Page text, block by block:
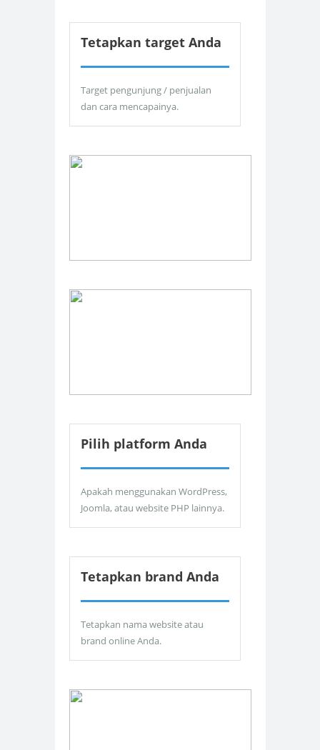
Tetapkan target Anda
Target pengunjung / penjualan
dan cara mencapainya.
Pilih platform Anda
Apakah menggunakan WordPress,
Joomla, atau website PHP lainnya.
Tetapkan brand Anda
Tetapkan nama website atau
brand online Anda.